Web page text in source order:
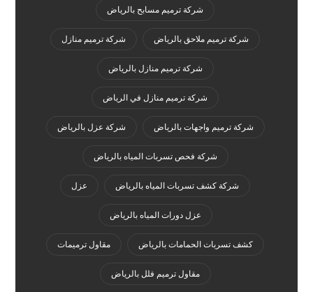
شركة ترميم مسابح بالرياض
شركة ترميم ملاحق بالرياض شركة ترميم منازل
شركة ترميم منازل بالرياض
شركة ترميم منازل في الرياض
شركة ترميم واجهات بالرياض شركة عزل بالرياض
شركة فحص تسربات المياه بالرياض
شركة كشف تسربات المياه بالرياض عزل
عزل دورات المياه بالرياض
كشف تسربات الحمامات بالرياض مقاول ترميمات
مقاول ترميم فلل بالرياض